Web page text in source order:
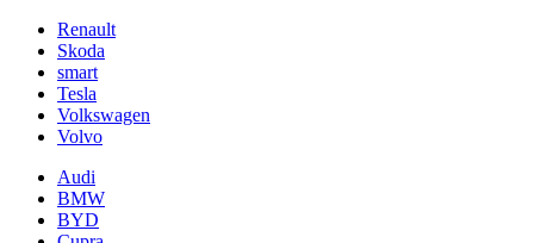
Renault
Skoda
smart
Tesla
Volkswagen
Volvo
Audi
BMW
BYD